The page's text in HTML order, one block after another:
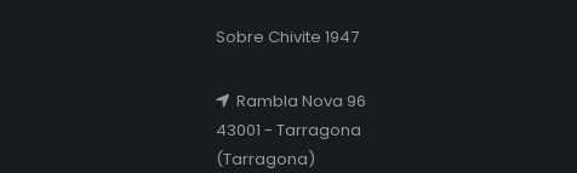
Sobre Chivite 1947
Rambla Nova 96
43001 - Tarragona
(Tarragona)